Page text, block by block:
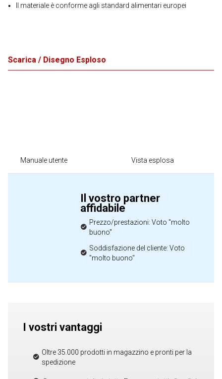
Il materiale è conforme agli standard alimentari europei
Scarica / Disegno Esploso
Manuale utente Vista esplosa
Il vostro partner
affidabile
Prezzo/prestazioni: Voto "molto
buono"
Soddisfazione del cliente: Voto
"molto buono"
I vostri vantaggi
Oltre 35.000 prodotti in magazzino e pronti per la
spedizione